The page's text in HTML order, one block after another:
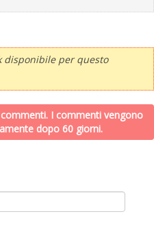
disponibile per questo
I commenti vengono
dopo 60 giorni.